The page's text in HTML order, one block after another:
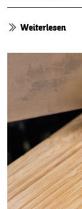
Weiterlesen